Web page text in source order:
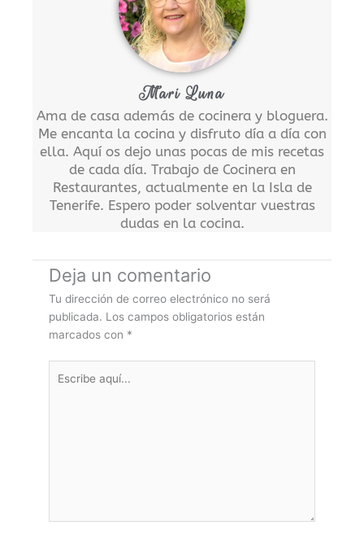
Mari Luna
Ama de casa además de cocinera y bloguera.
Me encanta la cocina y disfruto día a día con
ella. Aquí os dejo unas pocas de mis recetas
de cada día. Trabajo de Cocinera en
Restaurantes, actualmente en la Isla de
Tenerife. Espero poder solventar vuestras
dudas en la cocina.
Deja un comentario
Tu dirección de correo electrónico no será
publicada. Los campos obligatorios están
marcados con *
aquí...